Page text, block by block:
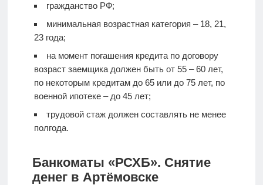
гражданство РФ;
минимальная возрастная категория – 18, 21,
23 года;
на момент погашения кредита по договору
возраст заемщика должен быть от 55 – 60 лет,
по некоторым кредитам до 65 или до 75 лет, по
военной ипотеке – до 45 лет;
трудовой стаж должен составлять не менее
полгода.
Банкоматы «РСХБ». Снятие
денег в Артёмовске